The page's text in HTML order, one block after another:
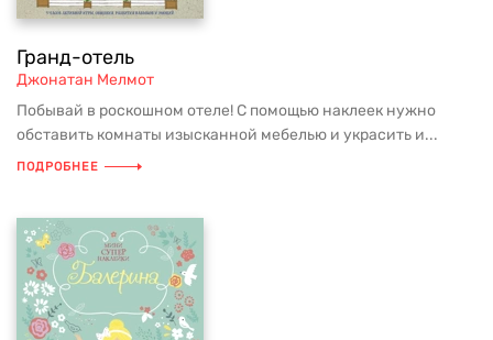
Гранд-отель
Джонатан Мелмот
Побывай в роскошном отеле! С помощью наклеек нужно
обставить комнаты изысканной мебелью и украсить и...
ПОДРОБНЕЕ